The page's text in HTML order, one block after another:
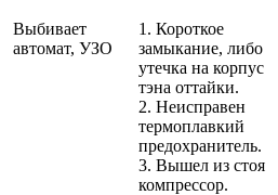
Выбивает
автомат, УЗО
1. Короткое
замыкание, либо
утечка на корпус
тэна оттайки.
2. Неисправен
термоплавкий
предохранитель.
3. Вышел из стоя
компрессор.